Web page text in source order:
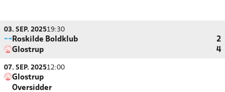
03. SEP. 202519:30
Roskilde Boldklub
2
Glostrup
4
07. SEP. 202512:00
Glostrup
Oversidder